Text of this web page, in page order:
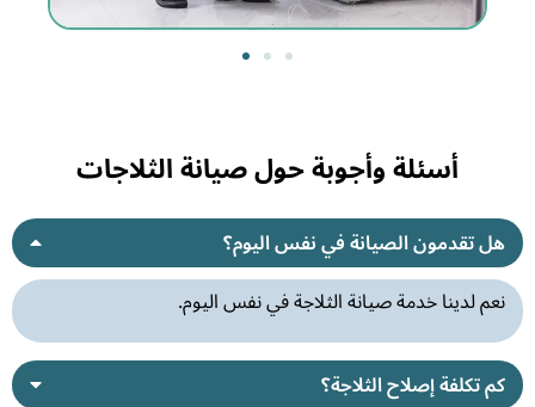
أسئلة وأجوبة حول صيانة الثلاجات
هل تقدمون الصيانة في نفس اليوم؟
نعم لدينا خدمة صيانة الثلاجة في نفس اليوم.
كم تكلفة إصلاح الثلاجة؟